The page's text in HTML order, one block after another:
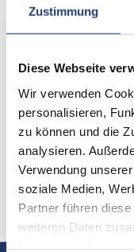
Zustimmung
Diese Webseite
Wir verwenden
personalisieren,
zu können und die
analysieren.
Verwendung
soziale Medien,
Partner führen
weiteren Daten
Artikelnummer:
Set mit 1
Montagezubehör